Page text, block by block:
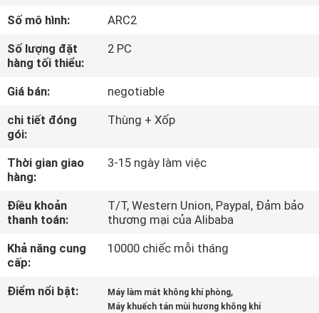
HƯỚNG
DẪN
VỀ
CHÚNG
TÔI
THAM
QUAN
NHÀ
MÁY
Số mô hình:
ARC2
Số lượng đặt
hàng tối thiểu:
2 PC
Giá bán:
negotiable
chi tiết đóng
gói:
Thùng + Xốp
Thời gian giao
hàng:
3-15 ngày làm việc
Điều khoản
thanh toán:
T/T, Western Union, Paypal, Đảm bảo
thương mại của Alibaba
Khả năng cung
cấp:
10000 chiếc mỗi tháng
Điểm nổi bật: Máy làm mát không khí phòng,
Máy khuếch tán mùi hương không khí